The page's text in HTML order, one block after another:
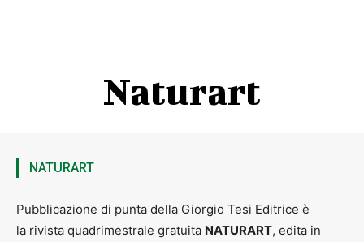
Naturart
NATURART
Pubblicazione di punta della Giorgio Tesi Editrice è
la rivista quadrimestrale gratuita NATURART, edita in